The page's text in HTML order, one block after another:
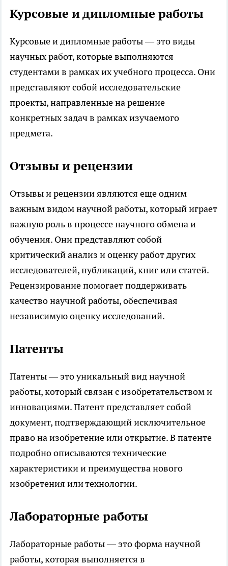
Курсовые и дипломные работы
Курсовые и дипломные работы — это виды
научных работ, которые выполняются
студентами в рамках их учебного процесса. Они
представляют собой исследовательские
проекты, направленные на решение
конкретных задач в рамках изучаемого
предмета.
Отзывы и рецензии
Отзывы и рецензии являются еще одним
важным видом научной работы, который играет
важную роль в процессе научного обмена и
обучения. Они представляют собой
критический анализ и оценку работ других
исследователей, публикаций, книг или статей.
Рецензирование помогает поддерживать
качество научной работы, обеспечивая
независимую оценку исследований.
Патенты
Патенты — это уникальный вид научной
работы, который связан с изобретательством и
инновациями. Патент представляет собой
документ, подтверждающий исключительное
право на изобретение или открытие. В патенте
подробно описываются технические
характеристики и преимущества нового
изобретения или технологии.
Лабораторные работы
Лабораторные работы — это форма научной
работы, которая выполняется в